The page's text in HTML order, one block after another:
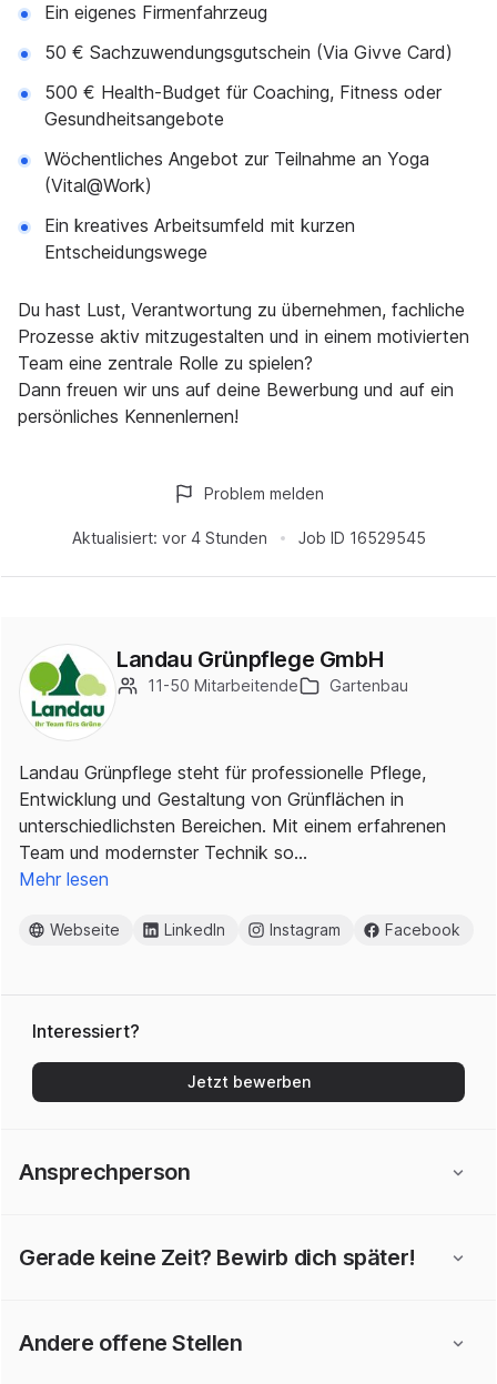
Ein eigenes Firmenfahrzeug
50 € Sachzuwendungsgutschein (Via Givve Card)
500 € Health-Budget für Coaching, Fitness oder
Gesundheitsangebote
Wöchentliches Angebot zur Teilnahme an Yoga
(Vital@Work)
Ein kreatives Arbeitsumfeld mit kurzen
Entscheidungswege
Du hast Lust, Verantwortung zu übernehmen, fachliche
Prozesse aktiv mitzugestalten und in einem motivierten
Team eine zentrale Rolle zu spielen?
Dann freuen wir uns auf deine Bewerbung und auf ein
persönliches Kennenlernen!
Aktualisiert: vor 4 Stunden Job ID 16529545
Problem melden
Landau Grünpflege GmbH
11-50 Mitarbeitende Gartenbau
Landau Grünpflege steht für professionelle Pflege,
Entwicklung und Gestaltung von Grünflächen in
unterschiedlichsten Bereichen. Mit einem erfahrenen
Team und modernster Technik so…
Mehr lesen
Webseite LinkedIn Instagram Facebook
Interessiert?
Jetzt bewerben
Ansprechperson
Gerade keine Zeit? Bewirb dich später!
Andere offene Stellen